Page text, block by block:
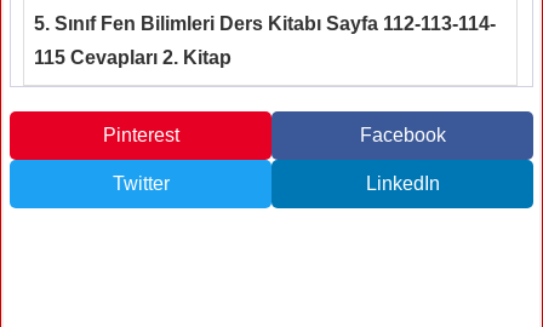
5. Sınıf Fen Bilimleri Ders Kitabı Sayfa 112-113-114-
115 Cevapları 2. Kitap
Pinterest Facebook
Twitter LinkedIn